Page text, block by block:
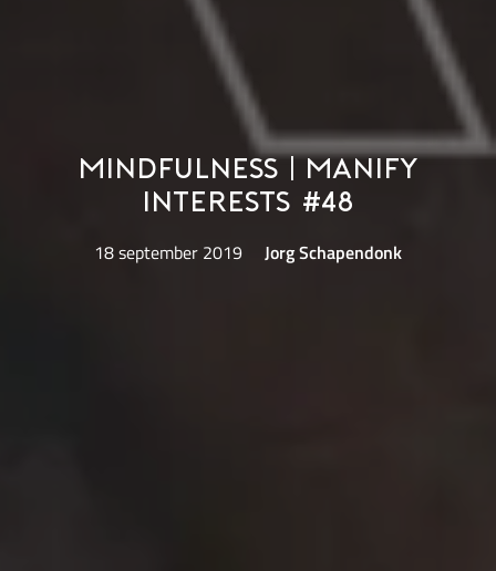
Mindfulness | Manify
Interests #48
18 september 2019 Jorg Schapendonk